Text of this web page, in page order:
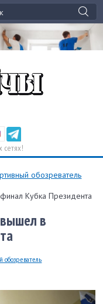
сетях!
обозреватель
Кубка Президента
в
обозреватель